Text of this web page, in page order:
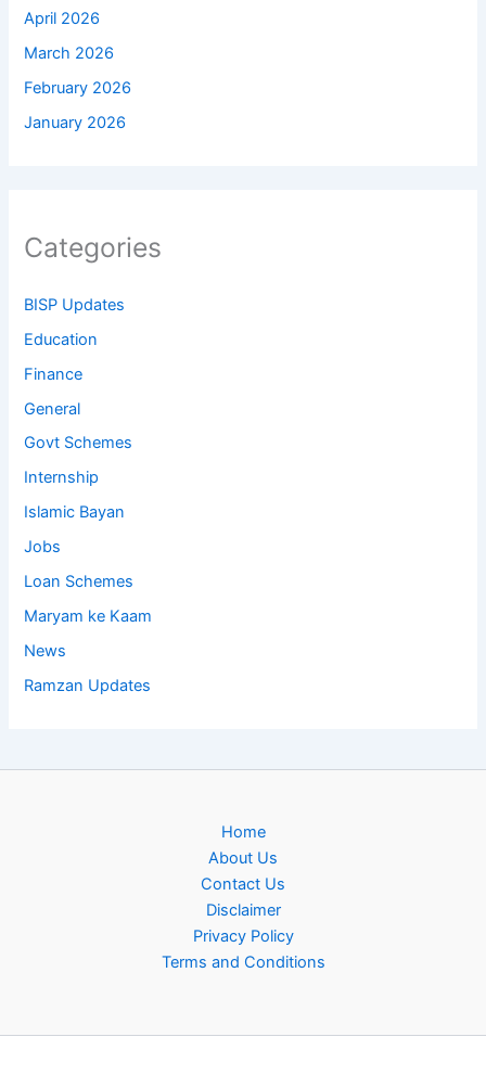
April 2026
March 2026
February 2026
January 2026
Categories
BISP Updates
Education
Finance
General
Govt Schemes
Internship
Islamic Bayan
Jobs
Loan Schemes
Maryam ke Kaam
News
Ramzan Updates
Home
About Us
Contact Us
Disclaimer
Privacy Policy
Terms and Conditions